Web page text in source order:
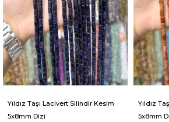
Yıldız Taşı Lacivert Silindir Kesim
5x8mm Dizi
Yıldız
5x8mm